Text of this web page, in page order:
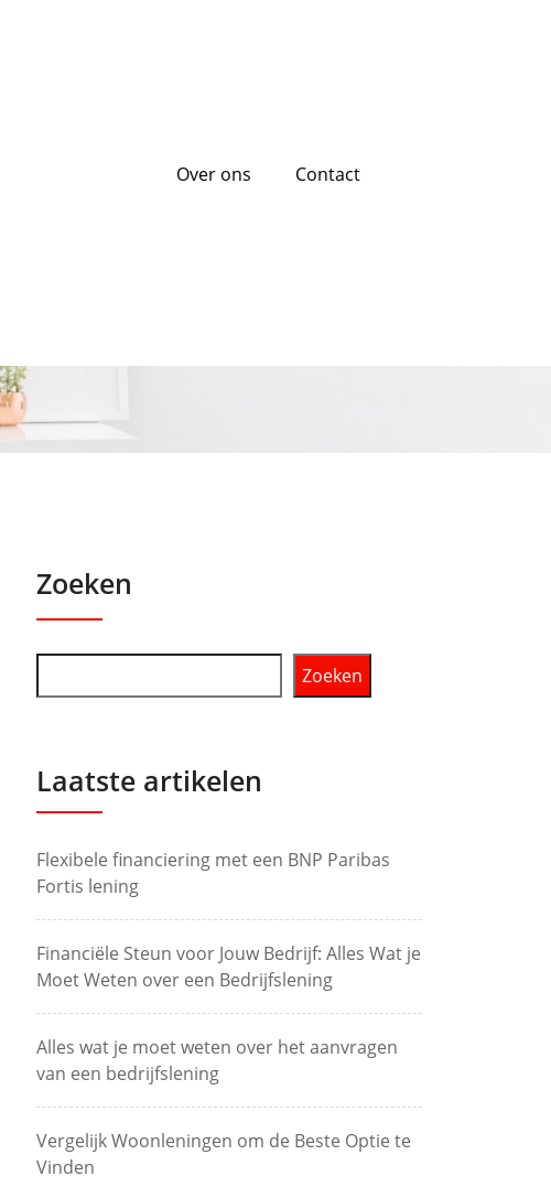
Over ons Contact
Zoeken
Zoeken
Laatste artikelen
Flexibele financiering met een BNP Paribas
Fortis lening
Financiële Steun voor Jouw Bedrijf: Alles Wat je
Moet Weten over een Bedrijfslening
Alles wat je moet weten over het aanvragen
van een bedrijfslening
Vergelijk Woonleningen om de Beste Optie te
Vinden